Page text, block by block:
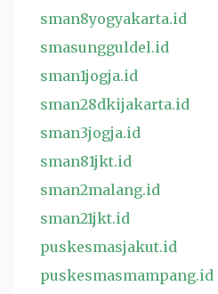
sman8yogyakarta.id
smasungguldel.id
sman1jogja.id
sman28dkijakarta.id
sman3jogja.id
sman81jkt.id
sman2malang.id
sman21jkt.id
puskesmasjakut.id
puskesmasmampang.id